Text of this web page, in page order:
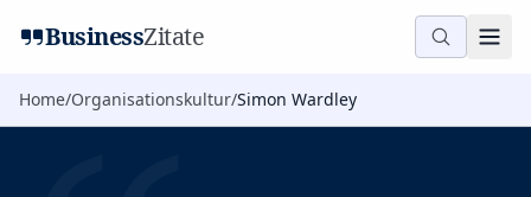
BusinessZitate
Home/Organisationskultur/Simon Wardley